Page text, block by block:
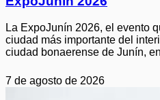
La ExpoJunín 2026, el evento
ciudad más importante del
ciudad bonaerense de Junín,
7 de agosto de 2026